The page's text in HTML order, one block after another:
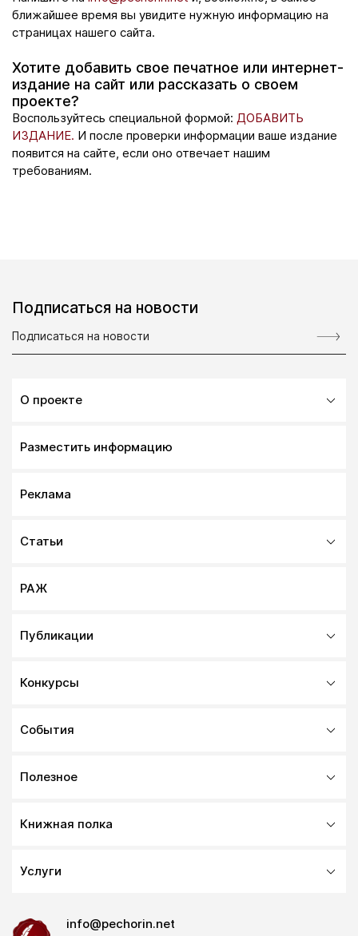
ближайшее время вы увидите нужную информацию на
страницах нашего сайта.
Хотите добавить свое печатное или интернет-
издание на сайт или рассказать о своем
проекте?
Воспользуйтесь специальной формой: ДОБАВИТЬ
ИЗДАНИЕ. И после проверки информации ваше издание
появится на сайте, если оно отвечает нашим
требованиям.
Подписаться на новости
О проекте
Разместить информацию
Реклама
Статьи
РАЖ
Публикации
Конкурсы
События
Полезное
Книжная полка
Услуги
info@pechorin.net